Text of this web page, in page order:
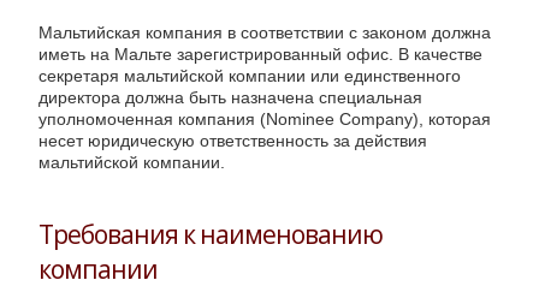
Мальтийская компания в соответствии с законом должна
иметь на Мальте зарегистрированный офис. В качестве
секретаря мальтийской компании или единственного
директора должна быть назначена специальная
уполномоченная компания (Nominee Company), которая
несет юридическую ответственность за действия
мальтийской компании.
Требования к наименованию
компании